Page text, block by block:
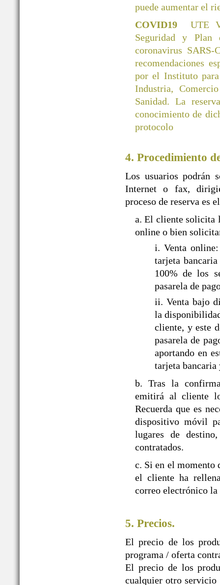
puede aumentar el
COVID19 UTE
Seguridad y Plan
coronavirus
recomendaciones
por el Instituto
Industria,
Sanidad. La
conocimiento de
protocolo
4. Procedimiento
Los usuarios podrán
Internet o fax,
proceso de reserva es
a. El cliente solicita
online o bien
i. Venta
tarjeta
100% de los
pasarela de
ii. Venta bajo
la
cliente, y este
pasarela de
aportando en
tarjeta bancaria
b. Tras la
emitirá al cliente
Recuerda que es
dispositivo móvil
lugares de
contratados.
c. Si en el momento
el cliente ha
correo electrónico la
5. Precios.
El precio de los
programa / oferta
El precio de los
cualquier otro servicio